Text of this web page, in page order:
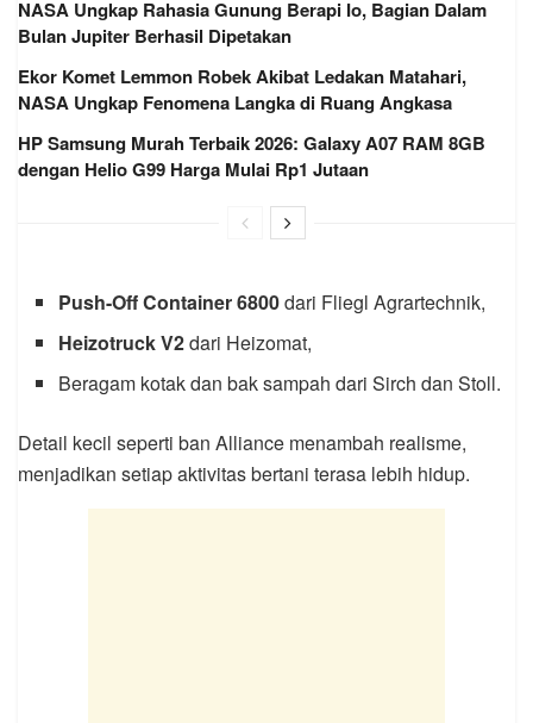
NASA Ungkap Rahasia Gunung Berapi Io, Bagian Dalam
Bulan Jupiter Berhasil Dipetakan
Ekor Komet Lemmon Robek Akibat Ledakan Matahari,
NASA Ungkap Fenomena Langka di Ruang Angkasa
HP Samsung Murah Terbaik 2026: Galaxy A07 RAM 8GB
dengan Helio G99 Harga Mulai Rp1 Jutaan
Push-Off Container 6800dari Fliegl Agrartechnik,
Heizotruck V2dari Heizomat,
Beragam kotak dan bak sampah dari Sirch dan Stoll.
Detail kecil seperti ban Alliance menambah realisme,
menjadikan setiap aktivitas bertani terasa lebih hidup.